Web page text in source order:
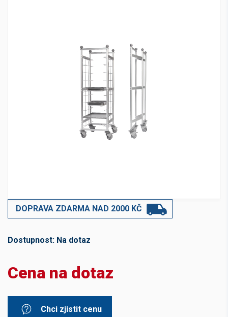
DOPRAVA ZDARMA NAD 2000 KČ
Dostupnost: Na dotaz
Cena na dotaz
Chci zjistit cenu